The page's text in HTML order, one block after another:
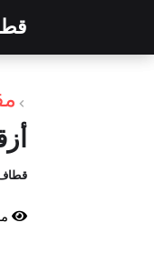
قطاف